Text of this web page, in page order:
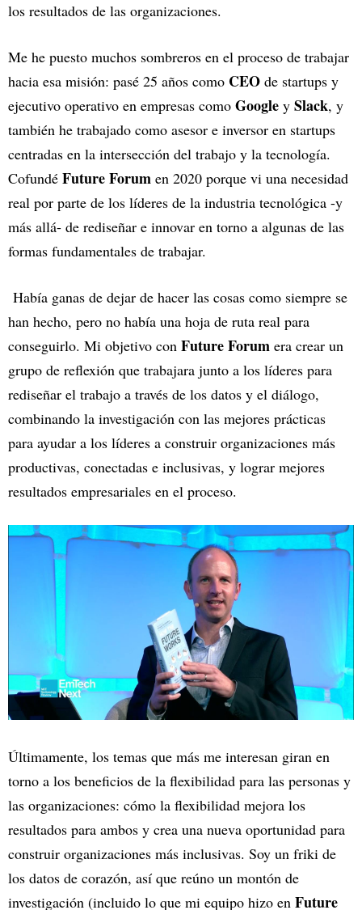
los resultados de las organizaciones.
Me he puesto muchos sombreros en el proceso de trabajar
hacia esa misión: pasé 25 años como CEO de startups y
ejecutivo operativo en empresas como Google y Slack, y
también he trabajado como asesor e inversor en startups
centradas en la intersección del trabajo y la tecnología.
Cofundé Future Forum en 2020 porque vi una necesidad
real por parte de los líderes de la industria tecnológica -y
más allá- de rediseñar e innovar en torno a algunas de las
formas fundamentales de trabajar.
Había ganas de dejar de hacer las cosas como siempre se
han hecho, pero no había una hoja de ruta real para
conseguirlo. Mi objetivo con Future Forum era crear un
grupo de reflexión que trabajara junto a los líderes para
rediseñar el trabajo a través de los datos y el diálogo,
combinando la investigación con las mejores prácticas
para ayudar a los líderes a construir organizaciones más
productivas, conectadas e inclusivas, y lograr mejores
resultados empresariales en el proceso.
Últimamente, los temas que más me interesan giran en
torno a los beneficios de la flexibilidad para las personas y
las organizaciones: cómo la flexibilidad mejora los
resultados para ambos y crea una nueva oportunidad para
construir organizaciones más inclusivas. Soy un friki de
los datos de corazón, así que reúno un montón de
investigación (incluido lo que mi equipo hizo en Future